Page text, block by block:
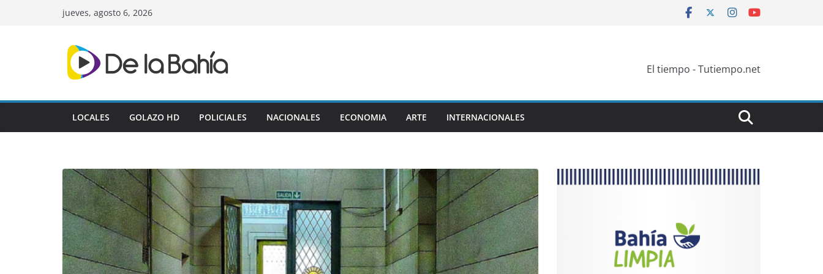
jueves, agosto 6, 2026
El tiempo - Tutiempo.net
LOCALES GOLAZO HD POLICIALES NACIONALES ECONOMIA ARTE INTERNACIONALES